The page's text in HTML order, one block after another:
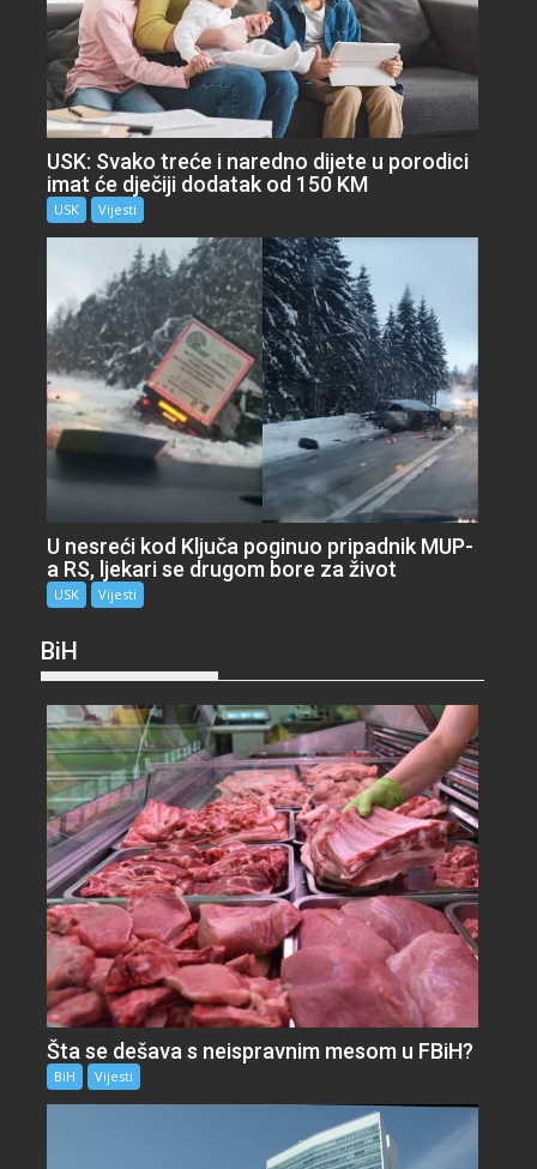
USK: Svako treće i naredno dijete u porodici
imat će dječiji dodatak od 150 KM
USK Vijesti
U nesreći kod Ključa poginuo pripadnik MUP-
a RS, ljekari se drugom bore za život
USK Vijesti
BiH
Šta se dešava s neispravnim mesom u FBiH?
BiH Vijesti